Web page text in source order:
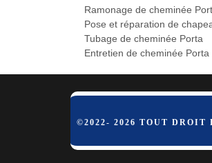
Ramonage de cheminée
Pose et réparation de
Tubage de cheminée Porta
Entretien de cheminée Porta
©2022- 2026 TOUT DROIT